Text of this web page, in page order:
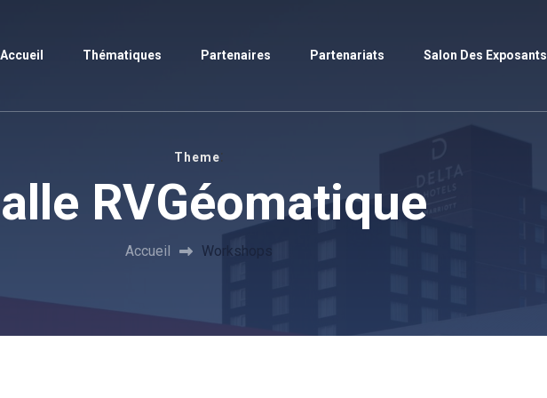
Accueil Thématiques Partenaires Partenariats Salon Des Exposants
Theme:
RVGéomatique
Accueil Workshops